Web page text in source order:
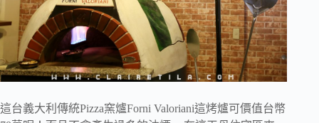
這台義大利傳統Pizza窯爐Forni Valoriani這烤爐可價值台幣